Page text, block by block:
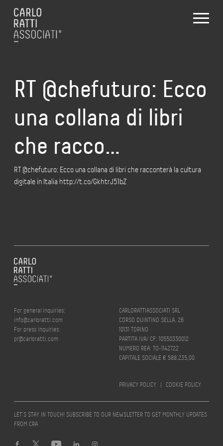
RT @chefuturo: Ecco
una collana di libri
che racco…
RT @chefuturo: Ecco una collana di libri che racconterà la cultura
digitale in Italia http://t.co/GkhtrJ51bZ
For general inquiries:
info@carloratti.com
For press inquiries:
pr@carloratti.com
CARLORATTIASSOCIATI SRL
CORSO QUINTINO SELLA, 26
10131 TORINO
PARTITA IVA/ CF: 10550330012
NUMERO REA: TO-1142722
CAPITALE SOCIALE € 588.235,00
PRIVACY POLICY | COOKIE POLICY
LET’S STAY IN TOUCH! SUBSCRIBE TO OUR NEWSLETTER TO GET MONTHLY UPDATES
FROM CRA